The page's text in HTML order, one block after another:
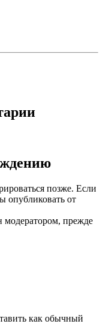
позже. Если
опубликовать от
модератором, прежде
как обычный